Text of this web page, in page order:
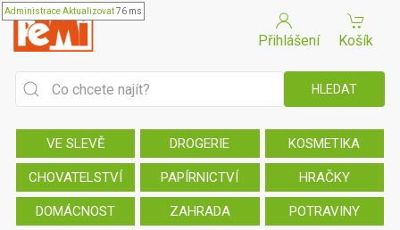
AdministraceAktualizovat76 ms
Přihlášení Košík
VE SLEVĚ DROGERIE KOSMETIKA
CHOVATELSTVÍ PAPÍRNICTVÍ HRAČKY
DOMÁCNOST ZAHRADA POTRAVINY